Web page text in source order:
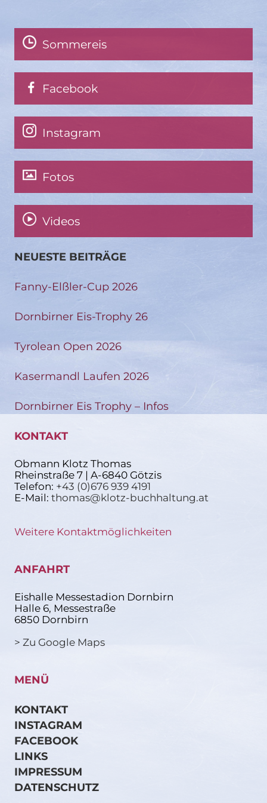
Sommereis
Facebook
Instagram
Fotos
Videos
NEUESTE BEITRÄGE
Fanny-Elßler-Cup 2026
Dornbirner Eis-Trophy 26
Tyrolean Open 2026
Kasermandl Laufen 2026
Dornbirner Eis Trophy – Infos
KONTAKT
Obmann Klotz Thomas
Rheinstraße 7 | A-6840 Götzis
Telefon: +43 (0)676 939 4191
E-Mail: thomas@klotz-buchhaltung.at
Weitere Kontaktmöglichkeiten
ANFAHRT
Eishalle Messestadion Dornbirn
Halle 6, Messestraße
6850 Dornbirn
> Zu Google Maps
MENÜ
KONTAKT
INSTAGRAM
FACEBOOK
LINKS
IMPRESSUM
DATENSCHUTZ